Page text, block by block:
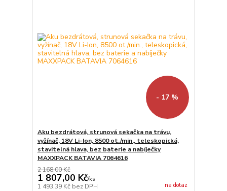
- 17 %
Aku bezdrátová, strunová sekačka na trávu,
vyžínač, 18V Li-Ion, 8500 ot./min., teleskopická,
stavitelná hlava, bez baterie a nabíječky
MAXXPACK BATAVIA 7064616
2 168,00 Kč
1 807,00 Kč/ks
1 493,39 Kč bez DPH na dotaz